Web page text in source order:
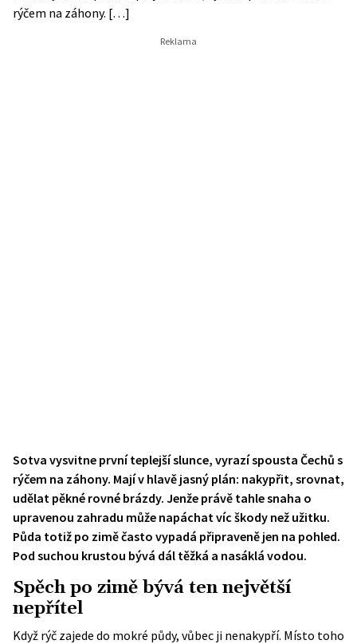
rýčem na záhony. […]
Sotva vysvitne první teplejší slunce, vyrazí spousta Čechů s
rýčem na záhony. Mají v hlavě jasný plán: nakypřit, srovnat,
udělat pěkné rovné brázdy. Jenže právě tahle snaha o
upravenou zahradu může napáchat víc škody než užitku.
Půda totiž po zimě často vypadá připraveně jen na pohled.
Pod suchou krustou bývá dál těžká a nasáklá vodou.
Spěch po zimě bývá ten největší
nepřítel
Když rýč zajede do mokré půdy, vůbec ji nenakypří. Místo toho